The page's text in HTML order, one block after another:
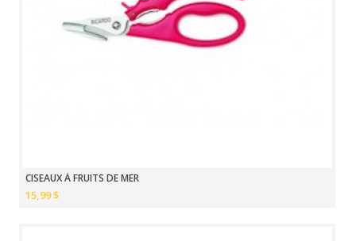
CISEAUX À FRUITS DE MER
15,99 $